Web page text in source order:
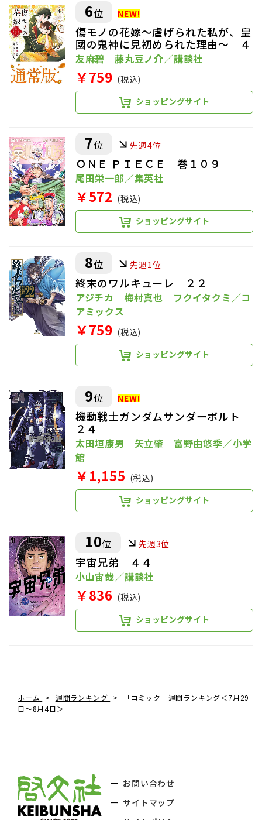
6位
傷モノの花嫁～虐げられた私が、皇
國の鬼神に見初められた理由～ ４
友麻碧 藤丸豆ノ介／講談社
￥759 (税込)
ショッピングサイト
7位 先週4位
ＯＮＥ ＰＩＥＣＥ 巻１０９
尾田栄一郎／集英社
￥572 (税込)
ショッピングサイト
8位 先週1位
終末のワルキューレ ２２
アジチカ 梅村真也 フクイタクミ／コ
アミックス
￥759 (税込)
ショッピングサイト
9位
機動戦士ガンダムサンダーボルト
２４
太田垣康男 矢立肇 富野由悠季／小学
館
￥1,155 (税込)
ショッピングサイト
10位 先週3位
宇宙兄弟 ４４
小山宙哉／講談社
￥836 (税込)
ショッピングサイト
ホーム 週間ランキング
「コミック」週間ランキング＜7月29
日～8月4日＞
お問い合わせ
サイトマップ